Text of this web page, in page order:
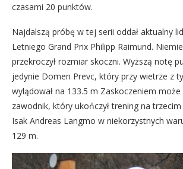
czasami 20 punktów.
Najdalszą próbę w tej serii oddał aktualny
Letniego Grand Prix Philipp Raimund.
przekroczył rozmiar skoczni. Wyższą notę
jedynie Domen Prevc, który przy wietrze z
wylądował na 133.5 m Zaskoczeniem
zawodnik, który ukończył trening na
Isak Andreas Langmo w niekorzystnych
129 m.